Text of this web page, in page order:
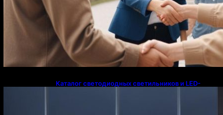
Каталог светодиодных светильников и LED-